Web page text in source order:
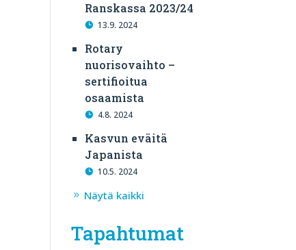
Ranskassa 2023/24
13.9. 2024
Rotary
nuorisovaihto –
sertifioitua
osaamista
4.8. 2024
Kasvun eväitä
Japanista
10.5. 2024
Näytä kaikki
Tapahtumat